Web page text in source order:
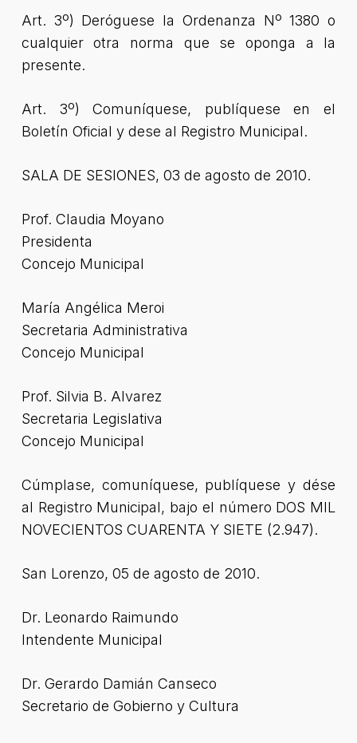
Art. 3º) Deróguese la Ordenanza Nº 1380 o
cualquier otra norma que se oponga a la
presente.
Art. 3º) Comuníquese, publíquese en el
Boletín Oficial y dese al Registro Municipal.
SALA DE SESIONES, 03 de agosto de 2010.
Prof. Claudia Moyano
Presidenta
Concejo Municipal
María Angélica Meroi
Secretaria Administrativa
Concejo Municipal
Prof. Silvia B. Alvarez
Secretaria Legislativa
Concejo Municipal
Cúmplase, comuníquese, publíquese y dése
al Registro Municipal, bajo el número DOS MIL
NOVECIENTOS CUARENTA Y SIETE (2.947).
San Lorenzo, 05 de agosto de 2010.
Dr. Leonardo Raimundo
Intendente Municipal
Dr. Gerardo Damián Canseco
Secretario de Gobierno y Cultura